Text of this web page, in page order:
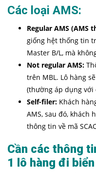
Các loại AMS:
Regular AMS (AMS
giống hệt thống tin
Master B/L, mà
Not regular AMS:
trên MBL. Lô hàng
(thường áp dụng với
Self-filer: Khách
AMS, sau đó, khách
thông tin về mã
Cần các thông
1 lô hàng đi